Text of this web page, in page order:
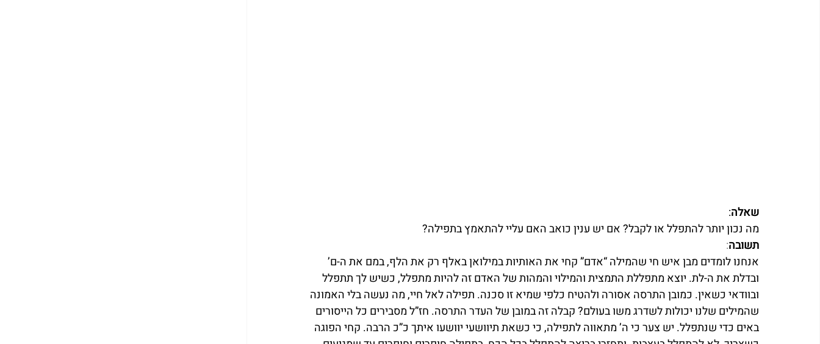
שאלה:
מה נכון יותר להתפלל או לקבל? אם יש ענין כואב האם עליי להתאמץ בתפילה?
תשובה:
אנחנו לומדים מבן איש חי שהמילה “אדם” קחי את האותיות במילואן באלף רק את הלף, במם את ה-ם’
ובדלת את ה-לת. יוצא מתפללת התמצית והמילוי והמהות של האדם זה להיות מתפלל, כשיש לך תתפלל
ובוודאי כשאין. כמובן התרסה אסורה ולהטיח כלפי שמיא זו סכנה. תפילה לאל חיי, מה נעשה בלי האמונה
שהמילים שלנו יכולות לשדרג משו בעולם? קבלה זה במובן של העדר התרסה. חז”ל מסבירים כל הייסורים
באים כדי שנתפלל. יש צער כי ה’ מתאווה לתפילה, כי כשאת תיוושעי יוושעו איתך כ”כ הרבה. קחי הפוגה